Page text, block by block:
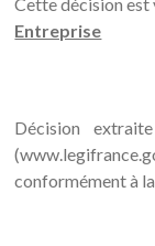
Entreprise
Décision
conformément à